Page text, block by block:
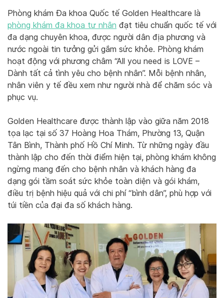
Phòng khám Đa khoa Quốc tế Golden Healthcare là
phòng khám đa khoa tư nhân đạt tiêu chuẩn quốc tế với
đa dạng chuyên khoa, được người dân địa phương và
nước ngoài tin tưởng gửi gắm sức khỏe. Phòng khám
hoạt động với phương châm “All you need is LOVE –
Dành tất cả tình yêu cho bệnh nhân”. Mỗi bệnh nhân,
nhân viên y tế đều xem như người nhà để chăm sóc và
phục vụ.
Golden Healthcare được thành lập vào giữa năm 2018
tọa lạc tại số 37 Hoàng Hoa Thám, Phường 13, Quận
Tân Bình, Thành phố Hồ Chí Minh. Từ những ngày đầu
thành lập cho đến thời điểm hiện tại, phòng khám không
ngừng mang đến cho bệnh nhân và khách hàng đa
dạng gói tầm soát sức khỏe toàn diện và gói khám,
điều trị bệnh hiệu quả với chi phí “bình dân”, phù hợp với
túi tiền của đại đa số khách hàng.